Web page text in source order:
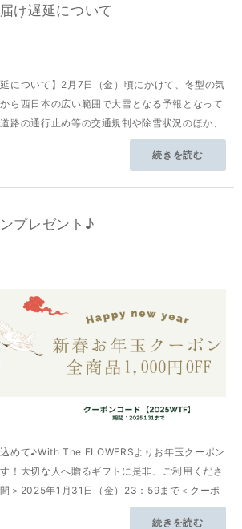
け遅延について
延について】2月7日（金）頃にかけて、冬型の気
ら西日本の広い範囲で大雪となる予報となって
路の通行止め等の交通規制や除雪状況のほか、
続きを読む
プレゼント♪
めて♪With The FLOWERSよりお年玉クーポン
！大切な人へ贈るギフトに是非、ご利用くださ
＞2025年1月31日（金）23：59まで＜クーポ
続きを読む